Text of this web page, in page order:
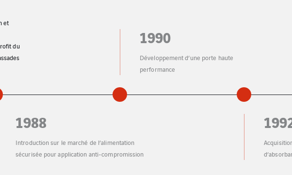
de l’alimentation
anti-compromission
Développement d’une porte haute
Acquisition de l’unité de production
d’absorbants électromagnétique Alstom